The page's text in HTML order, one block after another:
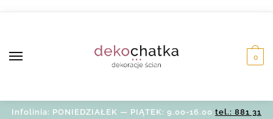
0
Infolinia: PONIEDZIAŁEK — PIĄTEK: 9.00-16.00 tel.: 881 31